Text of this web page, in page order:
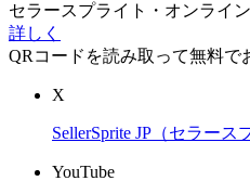
セラースプライト・オンライ
詳しく
QRコードを読み取って無料で
X
SellerSprite JP（セラース
YouTube